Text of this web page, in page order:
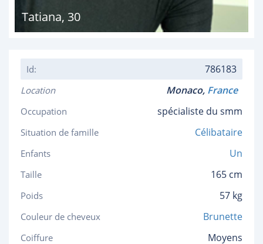
Tatiana, 30
Id: 786183
Location Monaco, France
Occupation spécialiste du smm
Situation de famille Célibataire
Enfants Un
Taille 165 cm
Poids 57 kg
Couleur de cheveux Brunette
Coiffure Moyens